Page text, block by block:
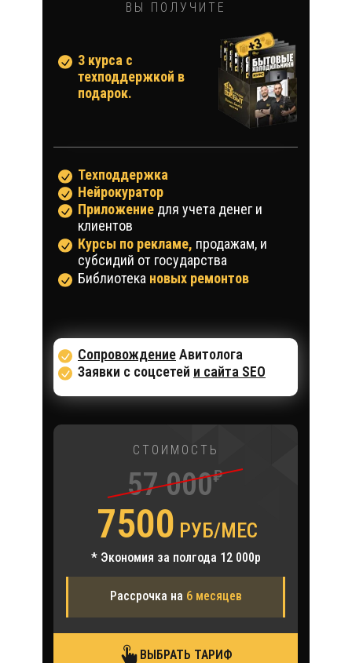
ВЫ ПОЛУЧИТЕ
СТОИМОСТЬ
Рассрочка на 6 месяцев
* Экономия за полгода 12 000р
ВЫБРАТЬ ТАРИФ
7500
57 000₽
РУБ/МЕС
СопровождениеАвитолога
Заявки с соцсетей и сайта SEO
Техподдержка
Нейрокуратор
Приложение для учета денег и
клиентов
Курсы по рекламе, продажам, и
субсидий от государства
Библиотека новых ремонтов
3 курса с
техподдержкой в
подарок.